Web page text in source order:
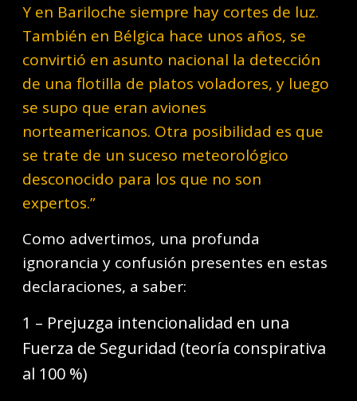
Y en Bariloche siempre hay cortes de luz.
También en Bélgica hace unos años, se
convirtió en asunto nacional la detección
de una flotilla de platos voladores, y luego
se supo que eran aviones
norteamericanos. Otra posibilidad es que
se trate de un suceso meteorológico
desconocido para los que no son
expertos.”
Como advertimos, una profunda
ignorancia y confusión presentes en estas
declaraciones, a saber:
1 – Prejuzga intencionalidad en una
Fuerza de Seguridad (teoría conspirativa
al 100 %)